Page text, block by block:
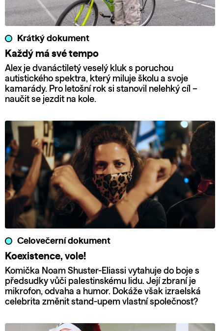
Krátký dokument
Každý má své tempo
Alex je dvanáctiletý veselý kluk s poruchou
autistického spektra, který miluje školu a svoje
kamarády. Pro letošní rok si stanovil nelehký cíl –
naučit se jezdit na kole.
Celovečerní dokument
Koexistence, vole!
Komička Noam Shuster-Eliassi vytahuje do boje s
předsudky vůči palestinskému lidu. Její zbraní je
mikrofon, odvaha a humor. Dokáže však izraelská
celebrita změnit stand-upem vlastní společnost?